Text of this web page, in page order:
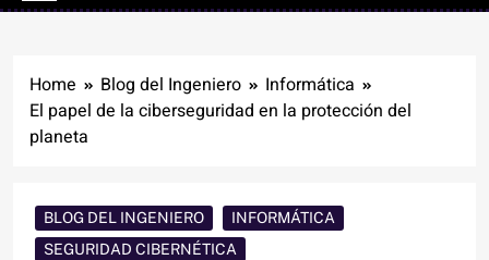
Home Blog del Ingeniero
Informática
El papel de la ciberseguridad en la protección del
planeta
BLOG DEL INGENIERO
INFORMÁTICA
SEGURIDAD CIBERNÉTICA